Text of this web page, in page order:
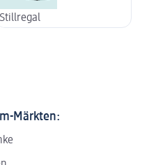
Stillregal
Märkten: